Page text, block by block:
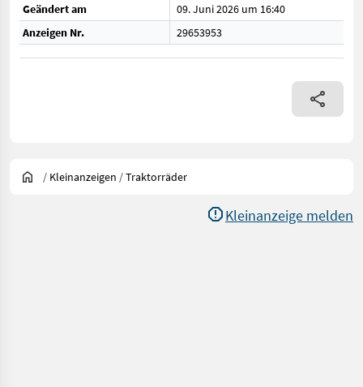
Geändert am
09. Juni 2026 um 16:40
Anzeigen Nr.
29653953
/ Kleinanzeigen /Traktorräder
Kleinanzeige melden